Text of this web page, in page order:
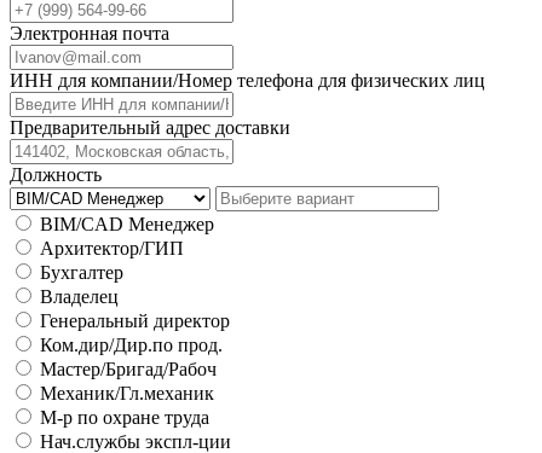
Электронная почта
ИНН для компании/Номер телефона для физических лиц
Предварительный адрес доставки
Должность
BIM/CAD Менеджер
Архитектор/ГИП
Бухгалтер
Владелец
Генеральный директор
Ком.дир/Дир.по прод.
Мастер/Бригад/Рабоч
Механик/Гл.механик
М-р по охране труда
Нач.службы экспл-ции